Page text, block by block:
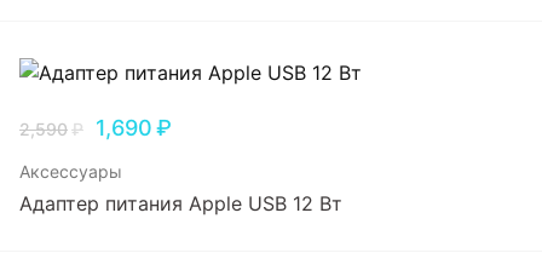
2,590₽ 1,690₽
Аксессуары
Адаптер питания Apple USB 12 Вт